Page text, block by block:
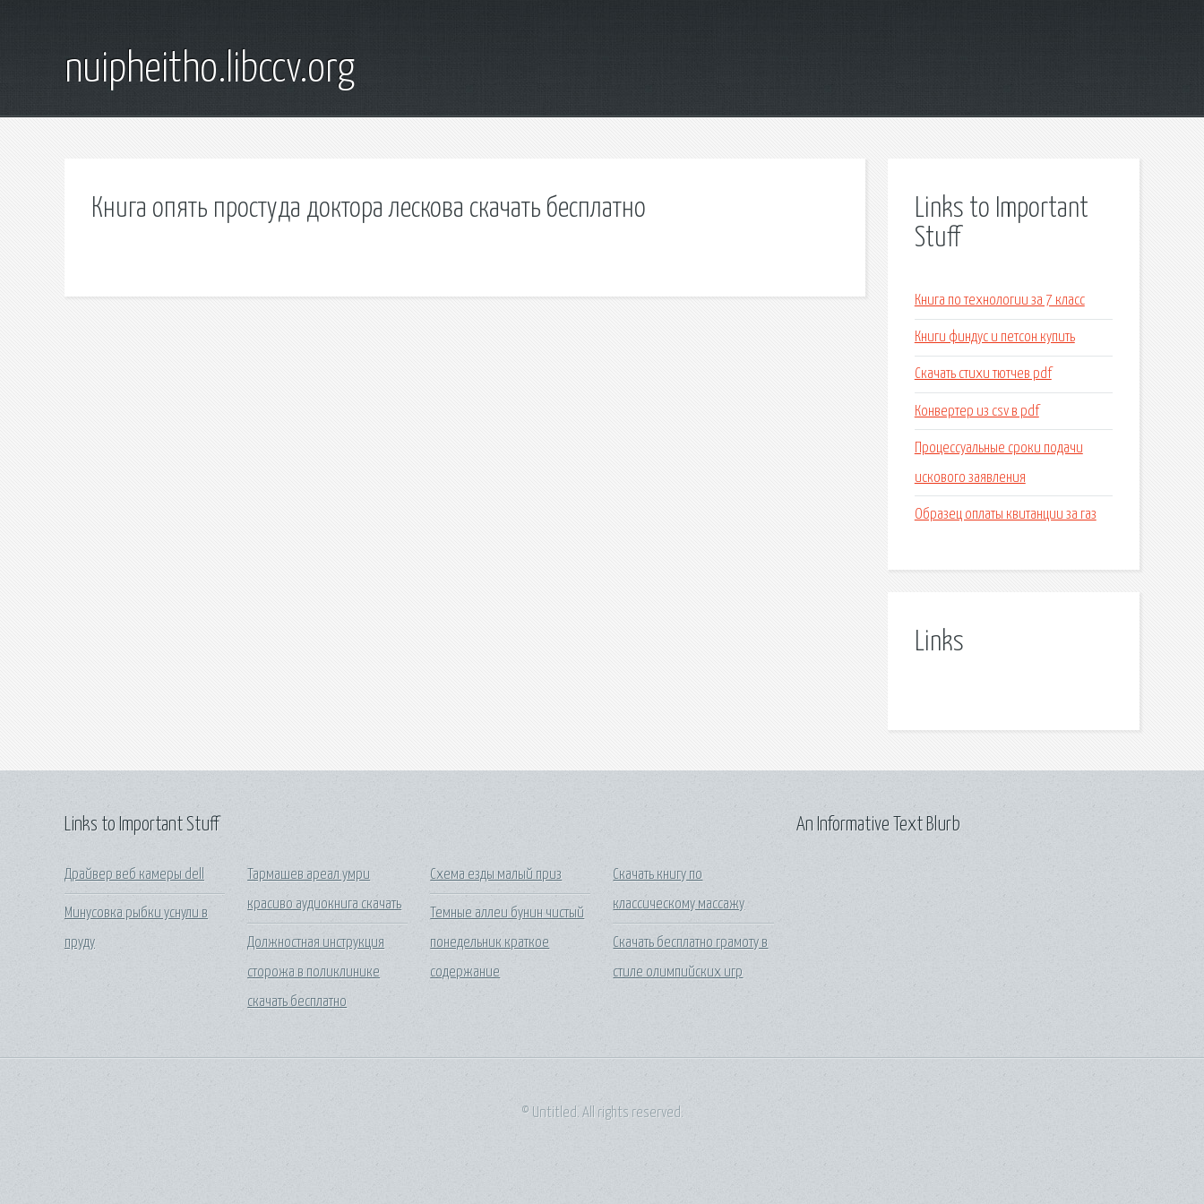
nuipheitho.libccv.org
Книга опять простуда доктора лескова скачать бесплатно
Links to Important
Stuff
Книга по технологии за 7 класс
Книги финдус и петсон купить
Скачать стихи тютчев pdf
Конвертер из csv в pdf
Процессуальные сроки подачи
искового заявления
Образец оплаты квитанции за газ
Links
Links to Important Stuff
Драйвер веб камеры dell
Минусовка рыбки уснули в
пруду
Тармашев ареал умри
красиво аудиокнига скачать
Должностная инструкция
сторожа в поликлинике
скачать бесплатно
Схема езды малый приз
Темные аллеи бунин чистый
понедельник краткое
содержание
Скачать книгу по
классическому массажу
Скачать бесплатно грамоту в
стиле олимпийских игр
An Informative Text Blurb
© Untitled. All rights reserved.